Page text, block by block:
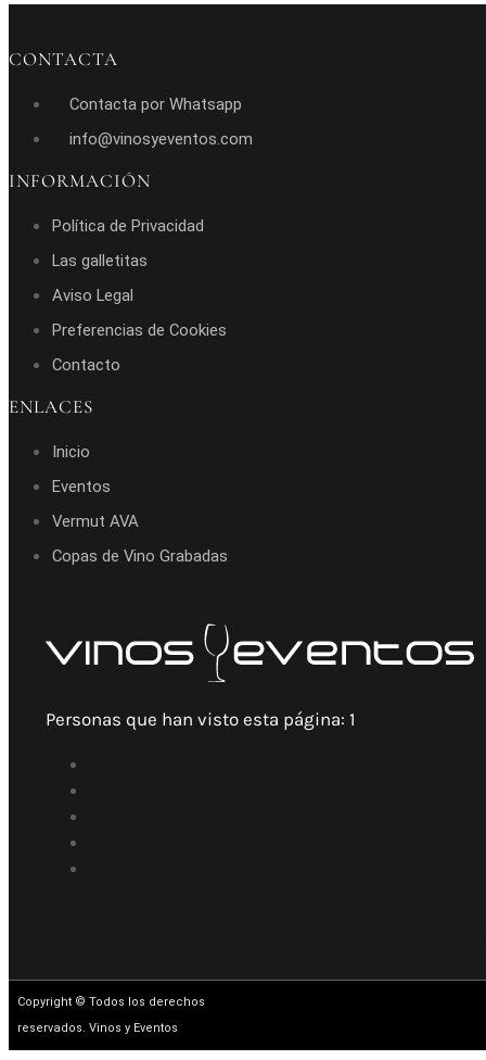
CONTACTA
Contacta por Whatsapp
info@vinosyeventos.com
INFORMACIÓN
Política de Privacidad
Las galletitas
Aviso Legal
Preferencias de Cookies
Contacto
ENLACES
Inicio
Eventos
Vermut AVA
Copas de Vino Grabadas
Personas que han visto esta página: 1
Copyright © Todos los derechos
reservados. Vinos y Eventos